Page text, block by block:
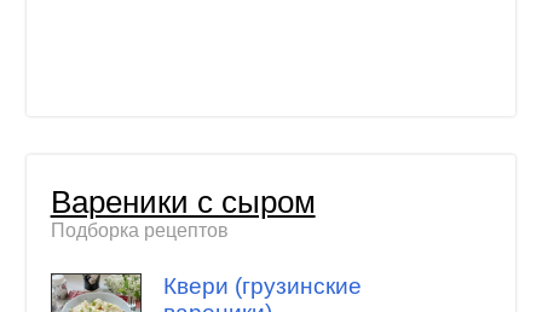
Вареники с сыром
Подборка рецептов
Квери (грузинские